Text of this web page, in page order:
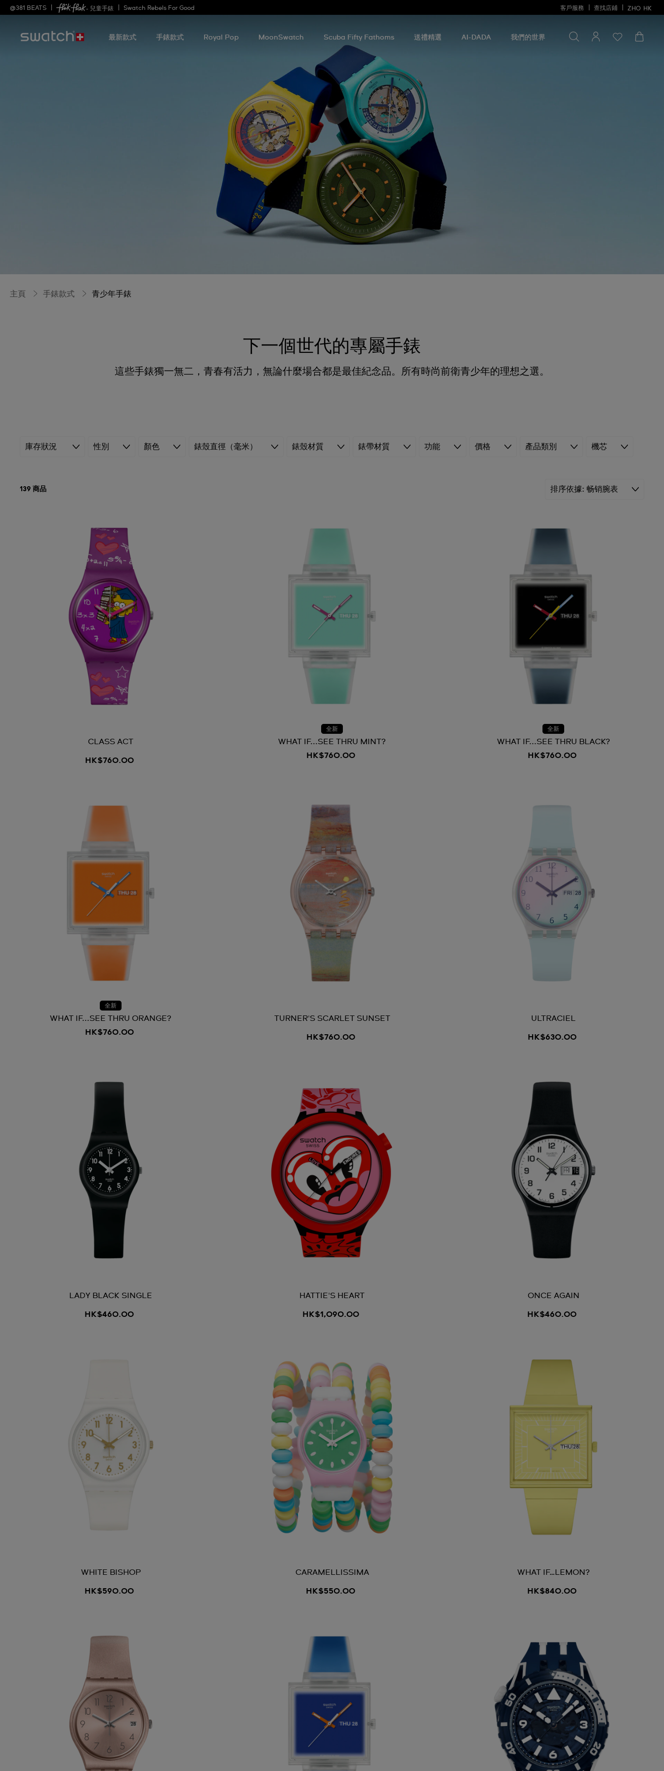
@381 BEATS - 兒童手錶 Swatch Rebels For Good 客戶服務 查找店鋪 ZHO HK
最新款式 手錶款式 Royal Pop MoonSwatch Scuba Fifty Fathoms 送禮精選 AI-DADA 我們的世界
找
一
尋找一些
主頁 手錶款式 青少年手錶
下一個世代的專屬手錶
這些手錶獨一無二，青春有活力，無論什麼場合都是最佳紀念品。所有時尚前衛青少年的理想之選。
庫存狀況 性別 顏色 錶殼直徑（毫米） 錶殼材質 錶帶材質 功能 價格 產品類別 機芯
139 商品 排序依據 畅销腕表
CLASS ACT
HK$760.00
全新
WHAT IF...SEE THRU MINT?
HK$760.00
全新
WHAT IF...SEE THRU BLACK?
HK$760.00
全新
WHAT IF...SEE THRU ORANGE?
HK$760.00
TURNER'S SCARLET SUNSET
HK$760.00
ULTRACIEL
HK$630.00
LADY BLACK SINGLE
HK$460.00
HATTIE'S HEART
HK$1,090.00
ONCE AGAIN
HK$460.00
WHITE BISHOP
HK$590.00
CARAMELLISSIMA
HK$550.00
WHAT IF…LEMON?
HK$840.00